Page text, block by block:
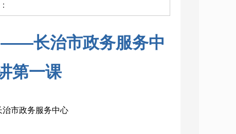
——长治市政务服务中
第一课
市政务服务中心